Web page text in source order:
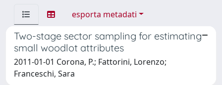
esporta metadati
Two-stage sector sampling for estimating
small woodlot attributes
2011-01-01 Corona, P.; Fattorini, Lorenzo;
Franceschi, Sara